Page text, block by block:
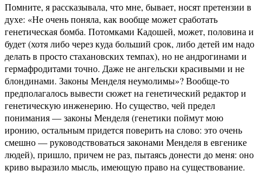
Помните, я рассказывала, что мне, бывает, носят претензии в
духе: «Не очень поняла, как вообще может сработать
генетическая бомба. Потомками Кадошей, может, половина и
будет (хотя либо через куда больший срок, либо детей им надо
делать в просто стахановских темпах), но не андрогинами и
гермафродитами точно. Даже не ангельски красивыми и не
блондинами. Законы Менделя неумолимы»? Вообще-то
предполагалось вывести сюжет на генетический редактор и
генетическую инженерию. Но существо, чей предел
понимания — законы Менделя (генетики поймут мою
иронию, остальным придется поверить на слово: это очень
смешно — руководствоваться законами Менделя в евгенике
людей), пришло, причем не раз, пытаясь донести до меня: оно
криво выразило мысль, имеющую право на существование.